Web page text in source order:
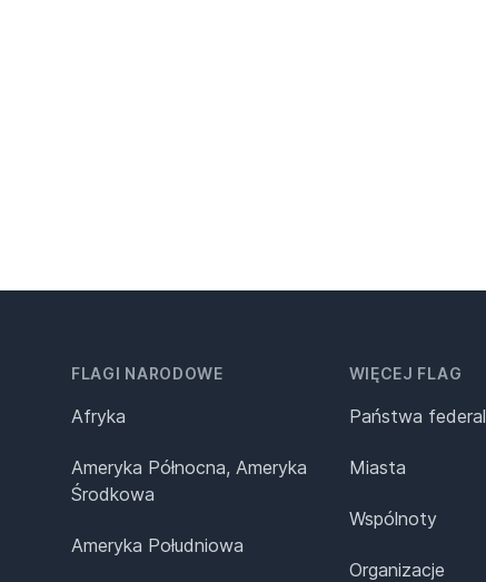
FLAGI NARODOWE
Afryka
Ameryka Północna, Ameryka
Środkowa
Ameryka Południowa
WIĘCEJ FLAG
Państwa
Miasta
Wspólnoty
Organizacje